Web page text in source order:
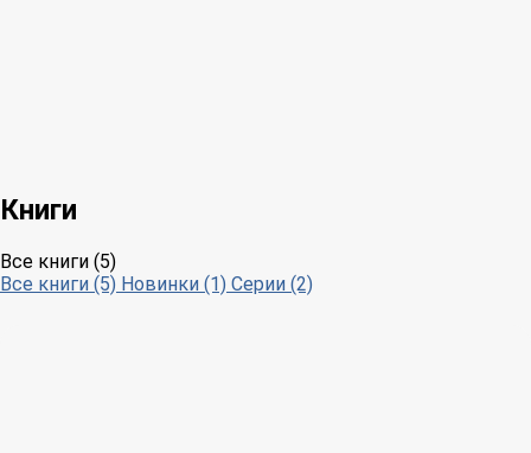
Книги
Все книги (5)
Все книги (5) Новинки (1) Серии (2)